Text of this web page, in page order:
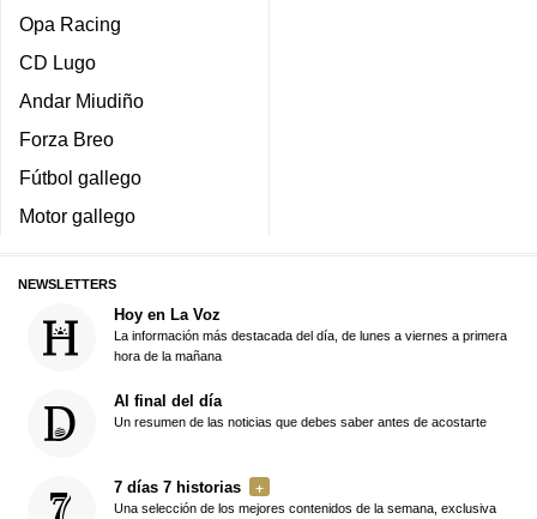
Opa Racing
CD Lugo
Andar Miudiño
Forza Breo
Fútbol gallego
Motor gallego
NEWSLETTERS
Hoy en La Voz
La información más destacada del día, de lunes a viernes a primera
hora de la mañana
Al final del día
Un resumen de las noticias que debes saber antes de acostarte
7 días 7 historias
Una selección de los mejores contenidos de la semana, exclusiva